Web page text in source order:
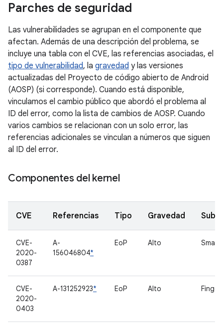
Parches de seguridad
Las vulnerabilidades se agrupan en el componente que
afectan. Además de una descripción del problema, se
incluye una tabla con el CVE, las referencias asociadas, el
tipo de vulnerabilidad, la gravedad y las versiones
actualizadas del Proyecto de código abierto de Android
(AOSP) (si corresponde). Cuando está disponible,
vinculamos el cambio público que abordó el problema al
ID del error, como la lista de cambios de AOSP. Cuando
varios cambios se relacionan con un solo error, las
referencias adicionales se vinculan a números que siguen
al ID del error.
Componentes del kernel
CVE Referencias Tipo Gravedad
CVE-
2020-
0387
A-
156046804*
EoP Alto
CVE-
2020-
0403
A-131252923* EoP Alto